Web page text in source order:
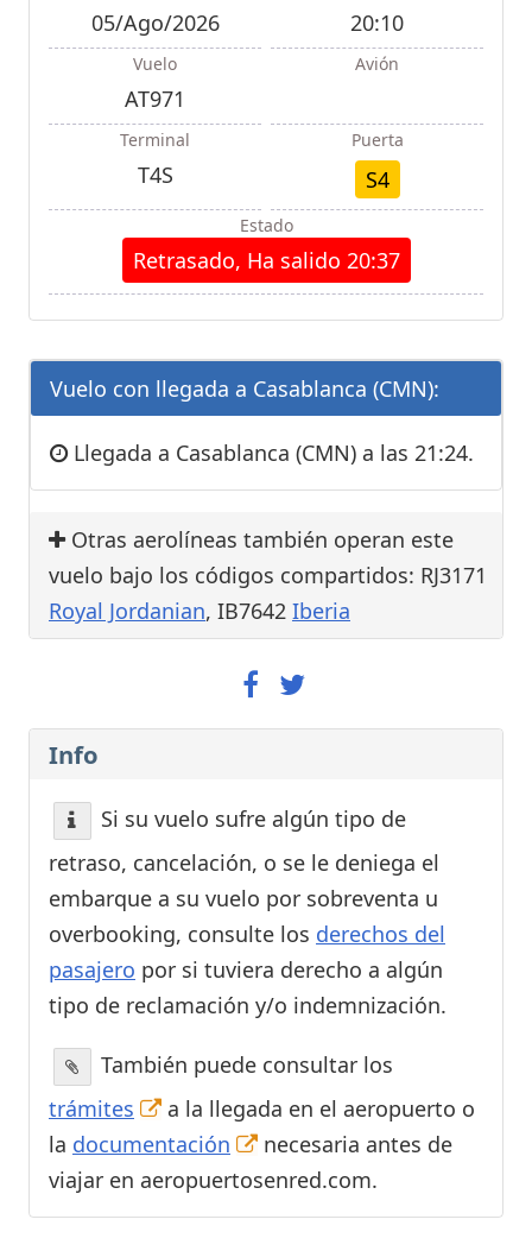
05/Ago/2026 20:10
Vuelo
AT971
Avión
Terminal
T4S
Puerta
S4
Estado
Retrasado, Ha salido 20:37
Vuelo con llegada a Casablanca (CMN):
Llegada a Casablanca (CMN) a las 21:24.
Otras aerolíneas también operan este
vuelo bajo los códigos compartidos: RJ3171
Royal Jordanian, IB7642 Iberia
Info
Si su vuelo sufre algún tipo de
retraso, cancelación, o se le deniega el
embarque a su vuelo por sobreventa u
overbooking, consulte los derechos del
pasajero por si tuviera derecho a algún
tipo de reclamación y/o indemnización.
También puede consultar los
trámites
a la llegada en el aeropuerto o
la documentación
necesaria antes de
viajar en aeropuertosenred.com.